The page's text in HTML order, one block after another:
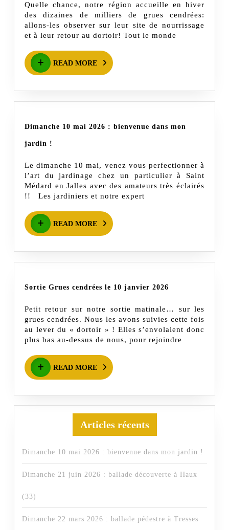
grues
cendrées
Quelle chance, notre région accueille en hiver
des dizaines de milliers de grues cendrées:
allons-les observer sur leur site de nourrissage
et à leur retour au dortoir! Tout le monde
READ MORE
READ
MORE
Dimanche 10 mai 2026 : bienvenue dans mon
jardin !
mai
2026
:
bienvenue
dans
Le dimanche 10 mai, venez vous perfectionner à
l’art du jardinage chez un particulier à Saint
Médard en Jalles avec des amateurs très éclairés
!! Les jardiniers et notre expert
READ MORE
READ
MORE
Sortie Grues cendrées le 10 janvier 2026
cendrées
le
10
Petit retour sur notre sortie matinale… sur les
grues cendrées. Nous les avons suivies cette fois
au lever du « dortoir » ! Elles s’envolaient donc
plus bas au-dessus de nous, pour rejoindre
READ MORE
READ
MORE
Articles récents
Dimanche 10 mai 2026 : bienvenue dans mon jardin !
Dimanche 21 juin 2026 : ballade découverte à Haux
(33)
Dimanche 22 mars 2026 : ballade pédestre à Tresses